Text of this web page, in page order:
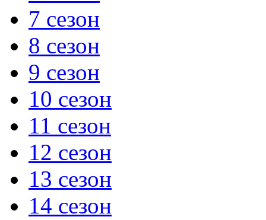
7 сезон
8 сезон
9 сезон
10 сезон
11 сезон
12 сезон
13 сезон
14 сезон